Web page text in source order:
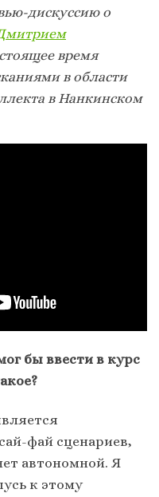
дискуссию о
время
в области
в Нанкинском
бы ввести в курс
фай сценариев,
автономной. Я
к этому